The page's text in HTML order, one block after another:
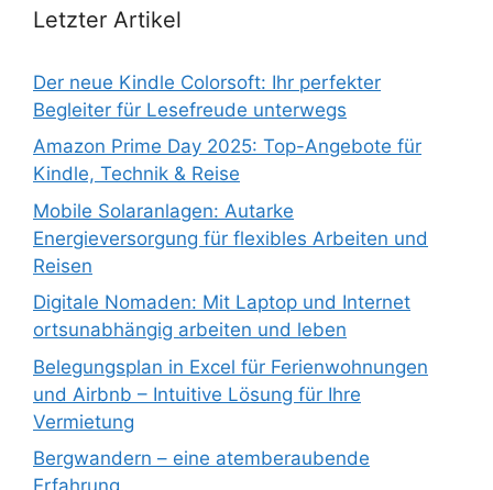
Letzter Artikel
Der neue Kindle Colorsoft: Ihr perfekter
Begleiter für Lesefreude unterwegs
Amazon Prime Day 2025: Top-Angebote für
Kindle, Technik & Reise
Mobile Solaranlagen: Autarke
Energieversorgung für flexibles Arbeiten und
Reisen
Digitale Nomaden: Mit Laptop und Internet
ortsunabhängig arbeiten und leben
Belegungsplan in Excel für Ferienwohnungen
und Airbnb – Intuitive Lösung für Ihre
Vermietung
Bergwandern – eine atemberaubende
Erfahrung